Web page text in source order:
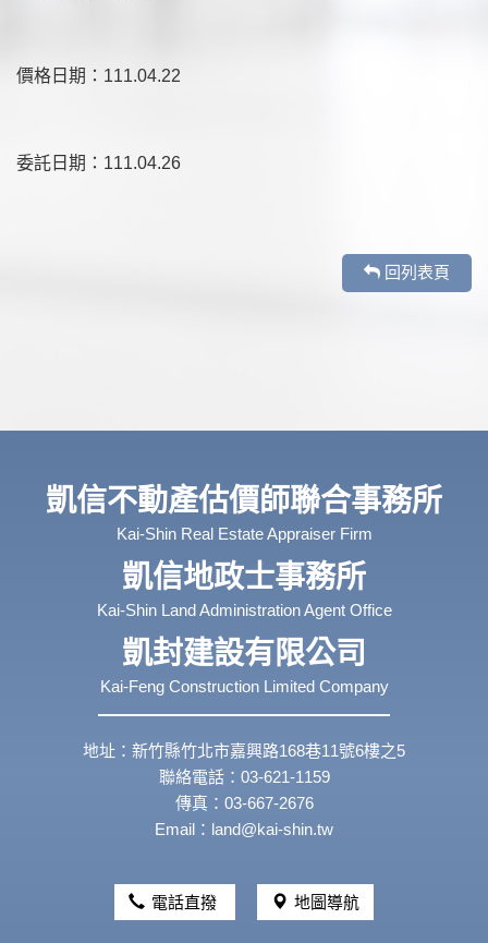
價格日期：111.04.22
委託日期：111.04.26
回列表頁
凱信不動產估價師聯合事務所
Kai-Shin Real Estate Appraiser Firm
凱信地政士事務所
Kai-Shin Land Administration Agent Office
凱封建設有限公司
Kai-Feng Construction Limited Company
地址：新竹縣竹北市嘉興路168巷11號6樓之5
聯絡電話：03-621-1159
傳真：03-667-2676
Email：land@kai-shin.tw
電話直撥 地圖導航